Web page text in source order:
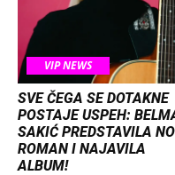
VIP NEWS
SVE ČEGA SE DOTAKNE
POSTAJE USPEH:
SAKIĆ PREDSTAVILA
ROMAN I NAJAVILA
ALBUM!